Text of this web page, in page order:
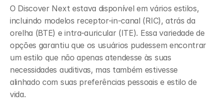
O Discover Next estava disponível em vários estilos,
incluindo modelos receptor-in-canal (RIC), atrás da
orelha (BTE) e intra-auricular (ITE). Essa variedade de
opções garantiu que os usuários pudessem encontrar
um estilo que não apenas atendesse às suas
necessidades auditivas, mas também estivesse
alinhado com suas preferências pessoais e estilo de
vida.